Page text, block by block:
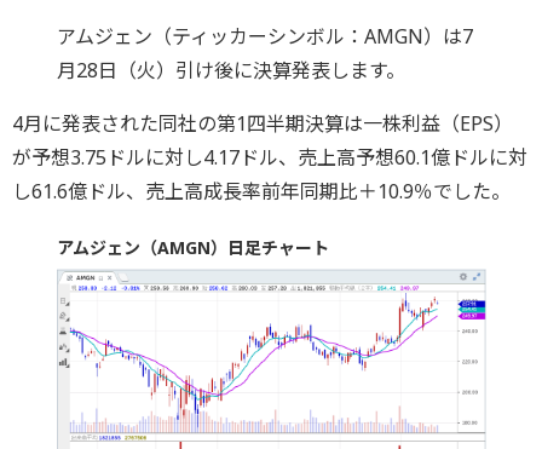
アムジェン（ティッカーシンボル：AMGN）は7
月28日（火）引け後に決算発表します。
4月に発表された同社の第1四半期決算は一株利益（EPS）
が予想3.75ドルに対し4.17ドル、売上高予想60.1億ドルに対
し61.6億ドル、売上高成長率前年同期比＋10.9％でした。
アムジェン（AMGN）日足チャート